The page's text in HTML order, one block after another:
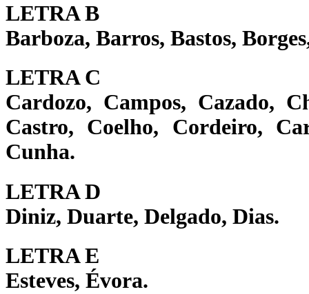
LETRA B
Barboza, Barros, Bastos,
LETRA C
Cardozo, Campos, Cazado,
Castro, Coelho, Cordeiro,
Cunha.
LETRA D
Diniz, Duarte, Delgado, Dias.
LETRA E
Esteves, Évora.